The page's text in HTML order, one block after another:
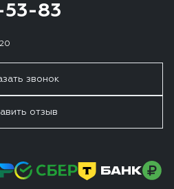
53-83
звонок
отзыв